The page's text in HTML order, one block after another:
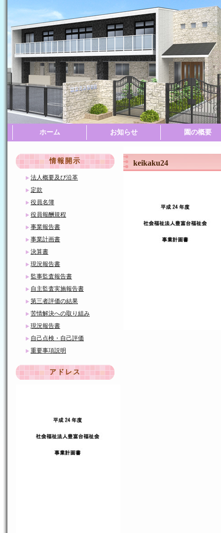
ホーム お知らせ 園の概要
情報開示
法人概要及び沿革
定款
役員名簿
役員報酬規程
事業報告書
事業計画書
決算書
現況報告書
監事監査報告書
自主監査実施報告書
第三者評価の結果
苦情解決への取り組み
現況報告書
自己点検・自己評価
重要事項説明
アドレス
keikaku24